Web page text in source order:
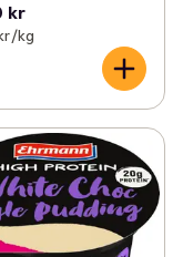
kr
/kg